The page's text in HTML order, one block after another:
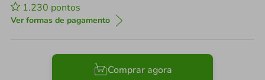
1.230 pontos
Ver formas de pagamento
Comprar agora